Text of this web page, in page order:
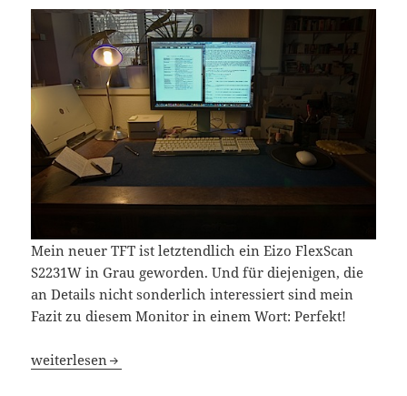
Mein neuer TFT ist letztendlich ein Eizo FlexScan
S2231W in Grau geworden. Und für diejenigen, die
an Details nicht sonderlich interessiert sind mein
Fazit zu diesem Monitor in einem Wort: Perfekt!
Das gute Ende einer längeren Geschichte
weiterlesen